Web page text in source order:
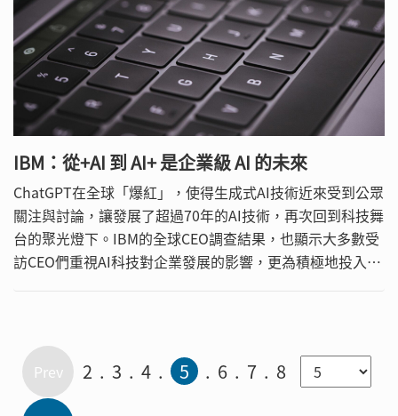
IBM：從+AI 到 AI+ 是企業級 AI 的未來
ChatGPT在全球「爆紅」，使得生成式AI技術近來受到公眾
關注與討論，讓發展了超過70年的AI技術，再次回到科技舞
台的聚光燈下。IBM的全球CEO調查結果，也顯示大多數受
訪CEO們重視AI科技對企業發展的影響，更為積極地投入相
2 3 4 5 6 7 8